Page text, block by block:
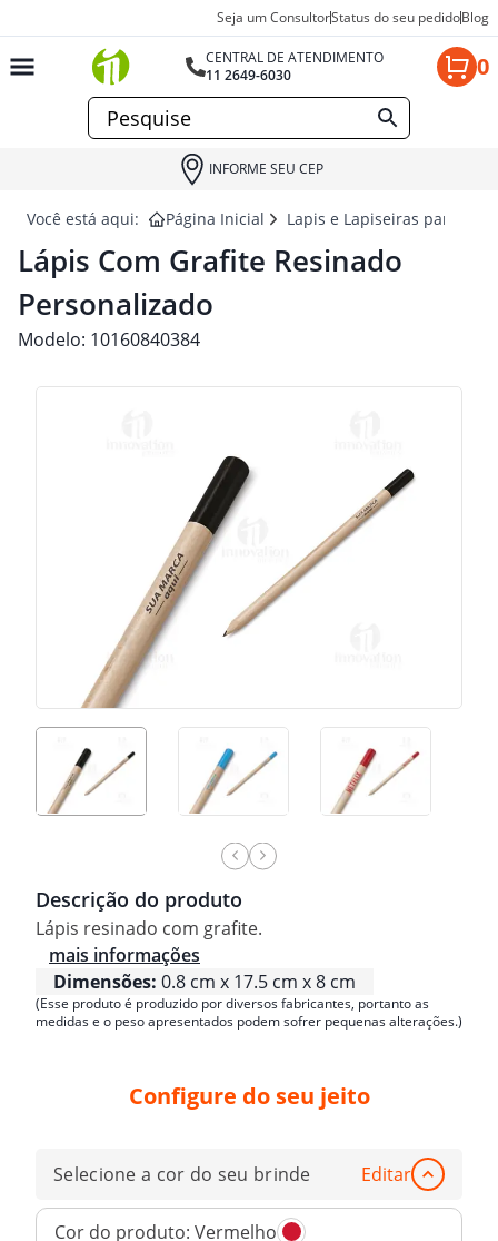
Seja um ConsultorStatus do seu pedidoBlog
CENTRAL DE ATENDIMENTO
11 2649-6030
0
INFORME SEU CEP
Você está aqui: Página Inicial Lapis e Lapiseiras para
Lápis Com Grafite Resinado
Personalizado
Modelo: 10160840384
Descrição do produto
Lápis resinado com grafite.
mais informações
Dimensões: 0.8 cm x 17.5 cm x 8 cm
(Esse produto é produzido por diversos fabricantes, portanto as
medidas e o peso apresentados podem sofrer pequenas alterações.)
Configure do seu jeito
Selecione a cor do seu brinde Editar
Cor do produto: Vermelho